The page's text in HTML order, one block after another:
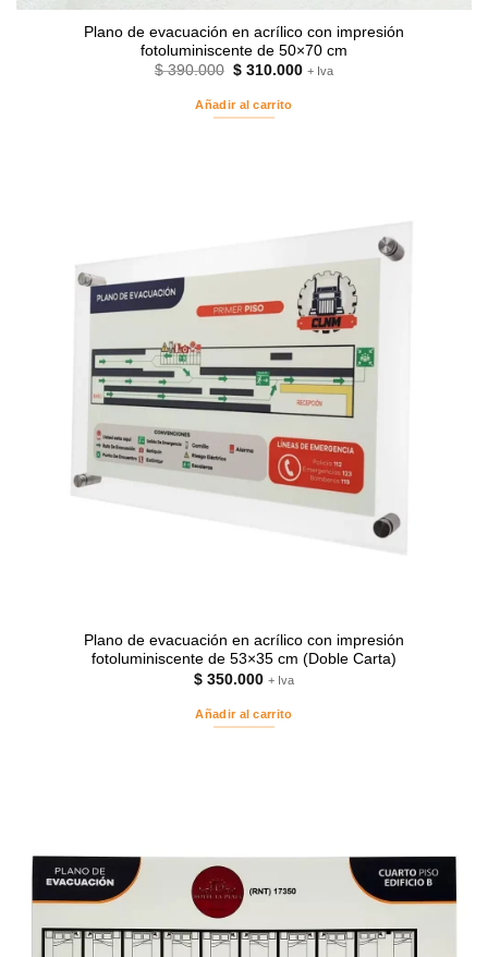
Plano de evacuación en acrílico con impresión
fotoluminiscente de 50×70 cm
$390.000 El
original
era:
$ 310.000El+ Iva
Añadir al carrito
Plano de evacuación en acrílico con impresión
fotoluminiscente de 53×35 cm (Doble Carta)
$ 350.000 + Iva
Añadir al carrito